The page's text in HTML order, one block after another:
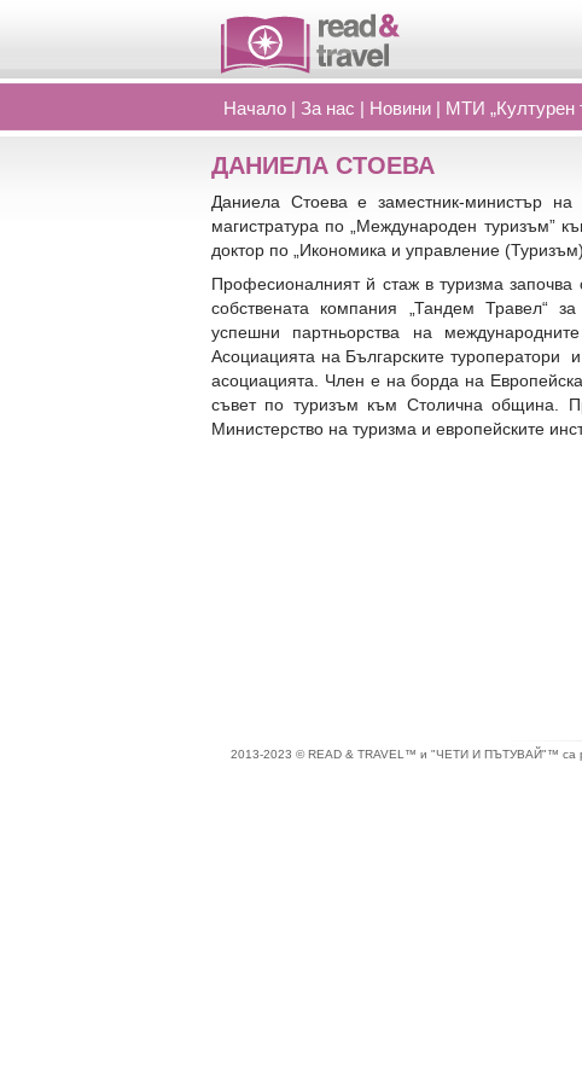
Начало | За нас | Новини | МТИ „Културен
ДАНИЕЛА СТОЕВА
Даниела Стоева е заместник-министър
магистратура по „Международен туризъм”
доктор по „Икономика и управление
Професионалният й стаж в туризма
собствената компания „Тандем Травел“
успешни партньорства на
Асоциацията на Българските туроператори
асоциацията. Член е на борда на
съвет по туризъм към Столична община.
Министерство на туризма и европейските
2013-2023 © READ & TRAVEL™ и "ЧЕТИ И ПЪТУВАЙ"™ са